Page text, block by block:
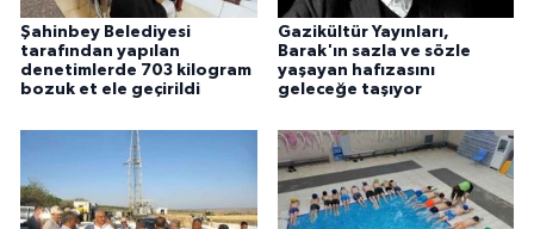
Şahinbey Belediyesi
tarafından yapılan
denetimlerde 703 kilogram
bozuk et ele geçirildi
Gazikültür Yayınları,
Barak'ın sazla ve sözle
yaşayan hafızasını
geleceğe taşıyor
ÜLKE GÜNDEMİ
YAŞAM
Yerel Haberler